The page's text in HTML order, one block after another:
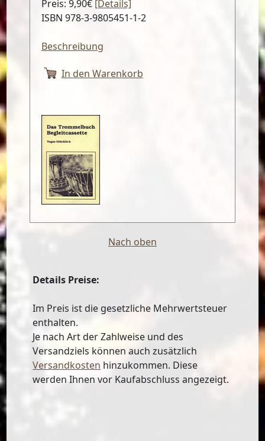
Preis: 9,90€ [Details]
ISBN 978-3-9805451-1-2
Beschreibung
In den Warenkorb
Nach oben
Details Preise:
Im Preis ist die gesetzliche Mehrwertsteuer
enthalten.
Je nach Art der Zahlweise und des
Versandziels können auch zusätzlich
Versandkosten hinzukommen. Diese
werden Ihnen vor Kaufabschluss angezeigt.